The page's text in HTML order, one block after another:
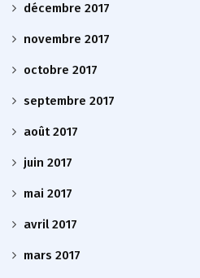
décembre 2017
novembre 2017
octobre 2017
septembre 2017
août 2017
juin 2017
mai 2017
avril 2017
mars 2017